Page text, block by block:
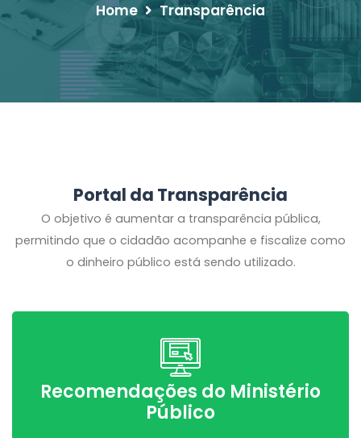
Home Transparência
Portal da Transparência
O objetivo é aumentar a transparência pública,
permitindo que o cidadão acompanhe e fiscalize como
o dinheiro público está sendo utilizado.
Recomendações do Ministério
Público